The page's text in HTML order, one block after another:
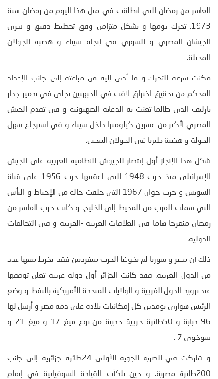
العاشر من رمضان التي انطلقت في مثل هذا اليوم من رمضان سنة
1973. تحرك يومها و بشكل متزامن وفق تخطيط دقيق و سري
الجيشان المصري و السوري في إتجاه سيناء و هضبة الجولان
المحتلة.
مكنت سرعة التحرك و ما أدى إليه من مباغتة إلى جانب الإعداد
المحكم من تحقيق اختراق لافت في الجبهتين تجلى في تدمير جدار
بارليف الذي طالما تغنت به الدعاية الصهيونية و في تقدم الجيش
المصري لأكثر من عشرين كيلومترا داخل سيناء و في استرجاع سهل
الحولة و هضبة طبريا في الجولان المحتل.
شكل هذا الإنجاز أول إنتصار للجيوش النظامية العربية على الجيش
الإسرائيلي منذ حرب 1948 التي اعقبتها حرب 1956 على قناة
السويس و حرب جوان 1967 التي خلقت حالة من الإحباط و اليأس
التي شملت العرب من المحيط إلى الخليج. و كانت حرب العاشر من
رمضان منعرجا هاما في العلاقات العربية -العربية و في التحالفات
الدولية.
ذلك أن مصر و سوريا لم تخوضا الحرب منفردتين فقد انخرط معها عدد
من الدول العربية. فقد كانت الجزائر أول دولة عربية تعلن توقفها
عند تزويد الدول الغربية و الولايات المتحدة الأمريكية بالنفط و وضع
الرئيس هواري بومدين كل إمكانيات بلاده على ذمة مصر و أرسل لها
96 دبابة و 50طائرة حربية حديثة من نوع ميغ 17 و ميغ 21 و
سوخوي 7 .
و شاركت في الضربة الجوية الأولى 24طائرة جزائرية إلى جانب
200طائرة مصرية. و حين تلكأت القيادة السوفياتية في إتمام